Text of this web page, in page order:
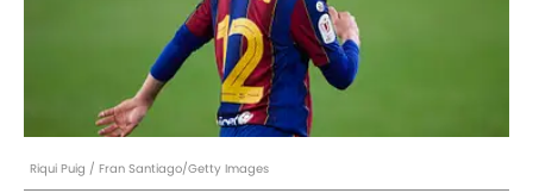
Riqui Puig / Fran Santiago/Getty Images